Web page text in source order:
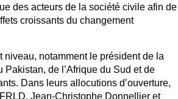
des acteurs de la société civile afin de
croissants du changement
notamment le président de la
de l’Afrique du Sud et de
Dans leurs allocutions d’ouverture,
Jean-Christophe Donnellier et